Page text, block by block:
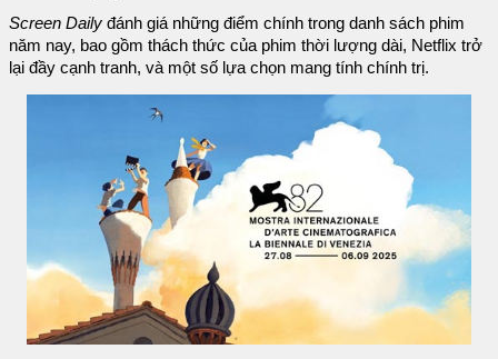
Screen Daily đánh giá những điểm chính trong danh sách phim
năm nay, bao gồm thách thức của phim thời lượng dài, Netflix trở
lại đầy cạnh tranh, và một số lựa chọn mang tính chính trị.